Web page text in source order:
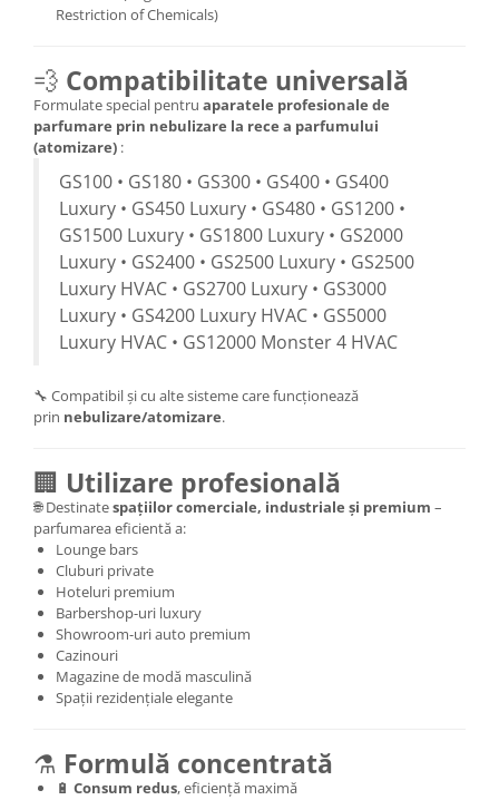
Restriction of Chemicals)
💨 Compatibilitate universală
Formulate special pentru aparatele profesionale de
parfumare prin nebulizare la rece a parfumului
(atomizare) :
GS100 • GS180 • GS300 • GS400 • GS400
Luxury • GS450 Luxury • GS480 • GS1200 •
GS1500 Luxury • GS1800 Luxury • GS2000
Luxury • GS2400 • GS2500 Luxury • GS2500
Luxury HVAC • GS2700 Luxury • GS3000
Luxury • GS4200 Luxury HVAC • GS5000
Luxury HVAC • GS12000 Monster 4 HVAC
🔧 Compatibil și cu alte sisteme care funcționează
prin nebulizare/atomizare.
🏢 Utilizare profesională
🌐 Destinatespațiilor comerciale, industriale și premium –
parfumarea eficientă a:
Lounge bars
Cluburi private
Hoteluri premium
Barbershop-uri luxury
Showroom-uri auto premium
Cazinouri
Magazine de modă masculină
Spații rezidențiale elegante
⚗️ Formulă concentrată
🔋 Consum redus, eficiență maximă